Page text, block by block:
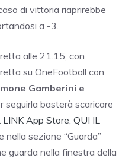
di vittoria riaprirebbe
a -3.
alle 21.15, con
su OneFootball con
Gamberini e
seguirla basterà scaricare
LINK App Store, QUI IL
nella sezione “Guarda”
guarda nella finestra della